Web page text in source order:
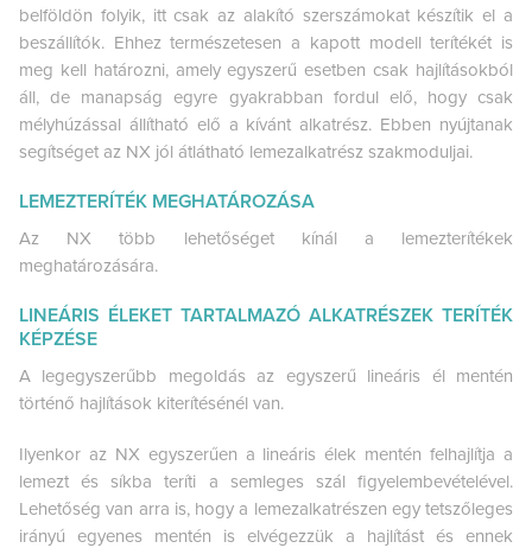
belföldön folyik, itt csak az alakító szerszámokat készítik el a
beszállítók. Ehhez természetesen a kapott modell terítékét is
meg kell határozni, amely egyszerű esetben csak hajlításokból
áll, de manapság egyre gyakrabban fordul elő, hogy csak
mélyhúzással állítható elő a kívánt alkatrész. Ebben nyújtanak
segítséget az NX jól átlátható lemezalkatrész szakmoduljai.
LEMEZTERÍTÉK MEGHATÁROZÁSA
Az NX több lehetőséget kínál a lemezterítékek
meghatározására.
LINEÁRIS ÉLEKET TARTALMAZÓ ALKATRÉSZEK TERÍTÉK
KÉPZÉSE
A legegyszerűbb megoldás az egyszerű lineáris él mentén
történő hajlítások kiterítésénél van.
Ilyenkor az NX egyszerűen a lineáris élek mentén felhajlítja a
lemezt és síkba teríti a semleges szál figyelembevételével.
Lehetőség van arra is, hogy a lemezalkatrészen egy tetszőleges
irányú egyenes mentén is elvégezzük a hajlítást és ennek